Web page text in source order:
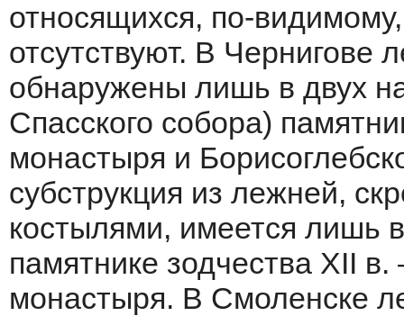
относящихся, по-
отсутствуют. В
обнаружены лишь в двух
Спасского собора)
монастыря и
субструкция из лежней,
костылями, имеется лишь
памятнике зодчества XII
монастыря. В Смоленске